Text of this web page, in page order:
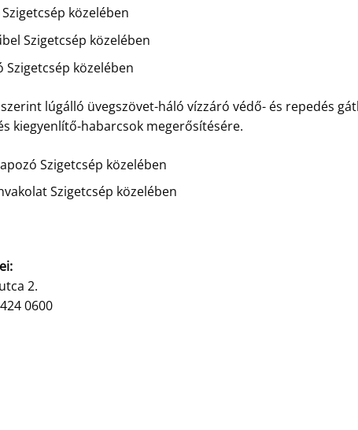
közelében
Szigetcsép közelében
közelében
lúgálló üvegszövet-háló vízzáró védő- és repedés
kiegyenlítő-habarcsok megerősítésére.
Szigetcsép közelében
Szigetcsép közelében
2.
0600